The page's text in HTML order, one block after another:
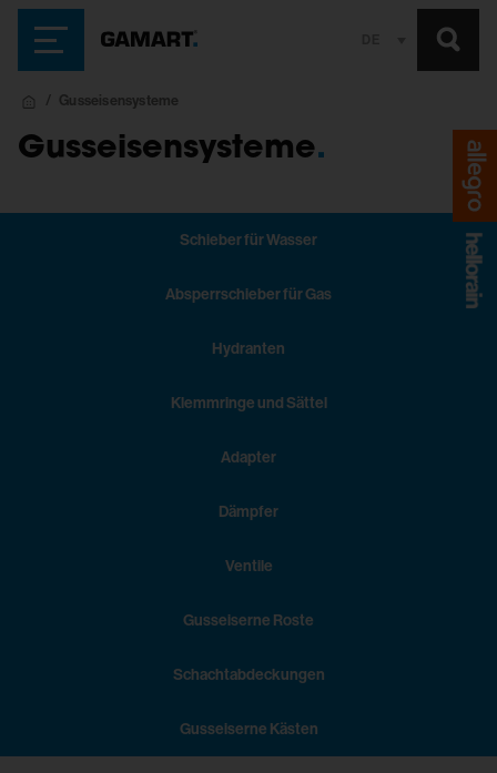
Gusseisensysteme
Gusseisensysteme.
Schieber für Wasser
Absperrschieber für Gas
Hydranten
Klemmringe und Sättel
Adapter
Dämpfer
Ventile
Gusseiserne Roste
Schachtabdeckungen
Gusseiserne Kästen